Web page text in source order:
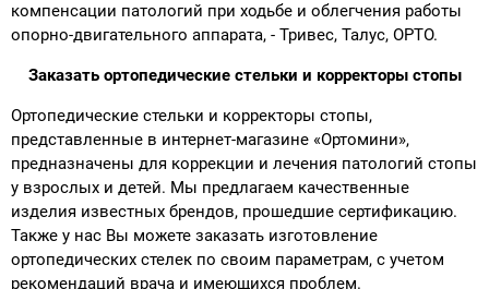
компенсации патологий при ходьбе и облегчения работы
опорно-двигательного аппарата, - Тривес, Талус, ОРТО.
Заказать ортопедические стельки и корректоры стопы
Ортопедические стельки и корректоры стопы,
представленные в интернет-магазине «Ортомини»,
предназначены для коррекции и лечения патологий стопы
у взрослых и детей. Мы предлагаем качественные
изделия известных брендов, прошедшие сертификацию.
Также у нас Вы можете заказать изготовление
ортопедических стелек по своим параметрам, с учетом
рекомендаций врача и имеющихся проблем.